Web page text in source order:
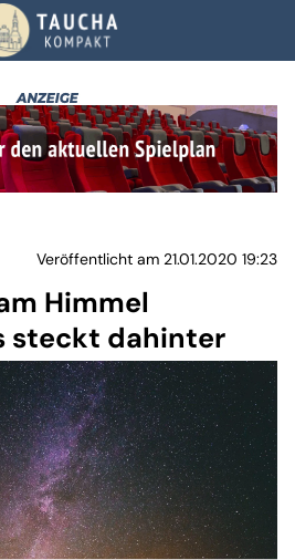
Lichterkette am
Veröffentlicht am 21.01.2020 19:23
Himmel
steckt dahinter